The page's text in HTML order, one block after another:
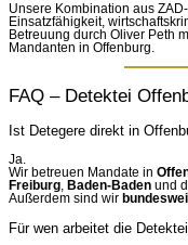
Unsere Kombination aus
Einsatzfähigkeit,
Betreuung durch Oliver Peth
Mandanten in Offenburg.
FAQ – Detektei
Ist Detegere direkt in
Ja.
Wir betreuen Mandate in
Freiburg
Baden-Baden und
Außerdem sind wir
Für wen arbeitet die